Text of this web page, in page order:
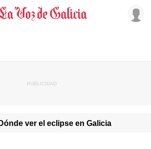
ver el eclipse en Galicia